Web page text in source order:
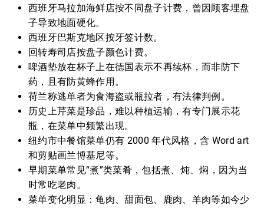
西班牙马拉加海鲜店按不同盘子计费，曾因顾客埋盘
子导致地面硬化。
西班牙巴斯克地区按牙签计数。
回转寿司店按盘子颜色计费。
啤酒垫放在杯子上在德国表示不再续杯，而非防下
药，且有防黄蜂作用。
荷兰称逃单者为食海盗或瓶拉者，有法律判例。
历史上芹菜是珍品，难以种植运输，有专门展示花
瓶，在菜单中频繁出现。
纽约市中餐馆菜单仍有 2000 年代风格，含 Word art
和剪贴画兰博基尼等。
早期菜单常见“煮”类菜肴，包括煮、炖、焖，因为当
时常吃老肉。
菜单变化明显：龟肉、甜面包、鹿肉、羊肉等如今少